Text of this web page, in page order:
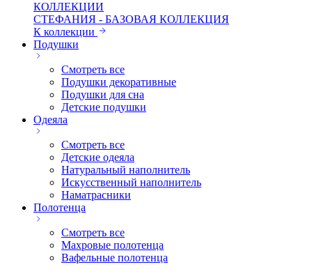
КОЛЛЕКЦИИ
СТЕФАНИЯ - БАЗОВАЯ КОЛЛЕКЦИЯ
К коллекции
Подушки
Смотреть все
Подушки декоративные
Подушки для сна
Детские подушки
Одеяла
Смотреть все
Детские одеяла
Натуральный наполнитель
Искуcственный наполнитель
Наматрасники
Полотенца
Смотреть все
Махровые полотенца
Вафельные полотенца